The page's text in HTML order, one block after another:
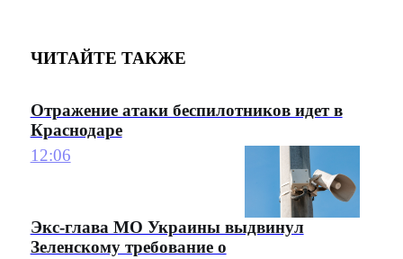
ЧИТАЙТЕ ТАКЖЕ
Отражение атаки беспилотников идет в
Краснодаре
12:06
Экс-глава МО Украины выдвинул
Зеленскому требование о